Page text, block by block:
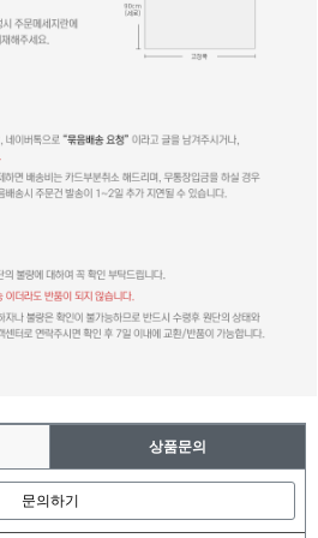
상품문의
문의하기